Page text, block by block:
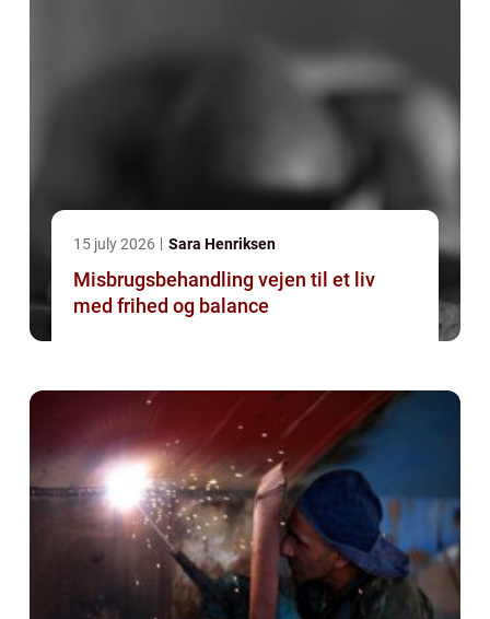
15 july 2026 Sara Henriksen
Misbrugsbehandling vejen til et liv
med frihed og balance